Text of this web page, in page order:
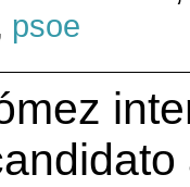
psoe